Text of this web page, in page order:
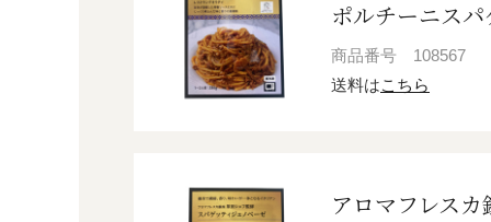
ポルチーニス
商品番号
108567
送料はこちら
アロマフレス